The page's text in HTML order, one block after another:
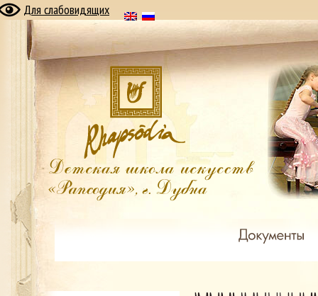
Для слабовидящих